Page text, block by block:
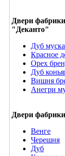
Двери
"Деканто"
Дуб
Красное
Орех
Дуб
Вишня
Анегри
Двери
Венге
Черешня
Дуб